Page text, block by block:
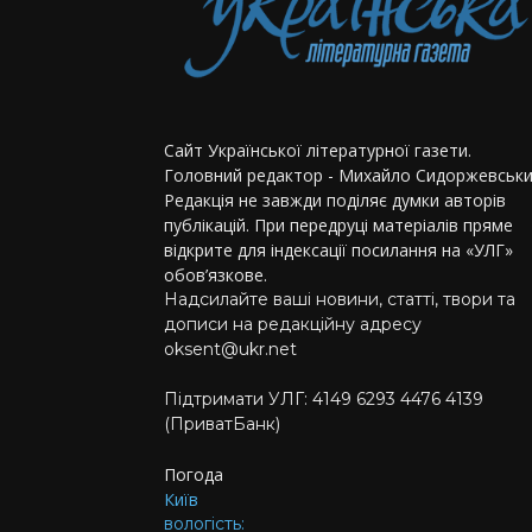
Сайт Української літературної газети.
Головний редактор - Михайло
Редакція не завжди поділяє думки авторів
публікацій. При передруці матеріалів пряме
відкрите для індексації посилання на «УЛГ»
обов’язкове.
Надсилайте ваші новини, статті, твори та
дописи на редакційну адресу
oksent@ukr.net
Підтримати УЛГ: 4149 6293 4476 4139
(ПриватБанк)
Погода
Київ
вологість: